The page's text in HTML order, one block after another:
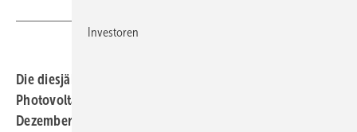
Die diesjährige Herbsttagung der österreichischen
Photovoltaik- und Speicherbranche findet am 2. und 3.
Dezember statt. Da Österreich wieder im Lockdown ist,
Investoren